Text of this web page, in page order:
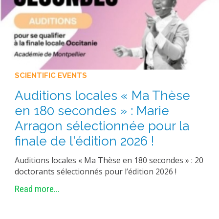
SCIENTIFIC EVENTS
Auditions locales « Ma Thèse
en 180 secondes » : Marie
Arragon sélectionnée pour la
finale de l'édition 2026 !
Auditions locales « Ma Thèse en 180 secondes » : 20
doctorants sélectionnés pour l’édition 2026 !
Read more...